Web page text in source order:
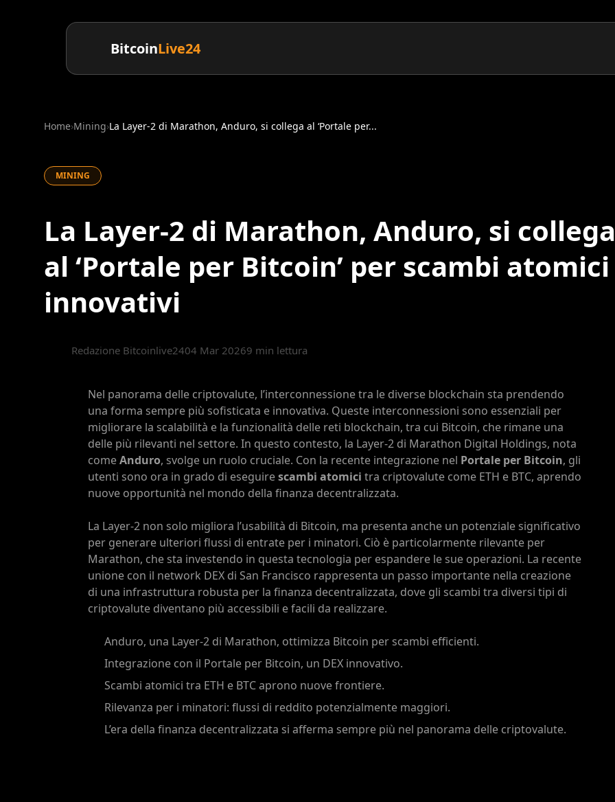
BitcoinLive24
Home›Mining›La Layer-2 di Marathon, Anduro, si collega al ‘Portale per...
MINING
La Layer-2 di Marathon, Anduro, si collega
al ‘Portale per Bitcoin’ per scambi atomici
innovativi
Redazione Bitcoinlive2404 Mar 20269 min lettura
Nel panorama delle criptovalute, l’interconnessione tra le diverse blockchain sta prendendo
una forma sempre più sofisticata e innovativa. Queste interconnessioni sono essenziali per
migliorare la scalabilità e la funzionalità delle reti blockchain, tra cui Bitcoin, che rimane una
delle più rilevanti nel settore. In questo contesto, la Layer-2 di Marathon Digital Holdings, nota
comeAnduro, svolge un ruolo cruciale. Con la recente integrazione nel Portale per Bitcoin, gli
utenti sono ora in grado di eseguirescambi atomici tra criptovalute come ETH e BTC, aprendo
nuove opportunità nel mondo della finanza decentralizzata.
La Layer-2 non solo migliora l’usabilità di Bitcoin, ma presenta anche un potenziale significativo
per generare ulteriori flussi di entrate per i minatori. Ciò è particolarmente rilevante per
Marathon, che sta investendo in questa tecnologia per espandere le sue operazioni. La recente
unione con il network DEX di San Francisco rappresenta un passo importante nella creazione
di una infrastruttura robusta per la finanza decentralizzata, dove gli scambi tra diversi tipi di
criptovalute diventano più accessibili e facili da realizzare.
Anduro, una Layer-2 di Marathon, ottimizza Bitcoin per scambi efficienti.
Integrazione con il Portale per Bitcoin, un DEX innovativo.
Scambi atomici tra ETH e BTC aprono nuove frontiere.
Rilevanza per i minatori: flussi di reddito potenzialmente maggiori.
L’era della finanza decentralizzata si afferma sempre più nel panorama delle criptovalute.